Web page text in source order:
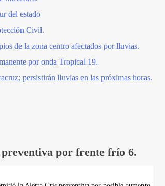
del estado
Civil.
de la zona centro afectados por lluvias.
por onda Tropical 19.
persistirán lluvias en las próximas horas.
por frente frío 6.